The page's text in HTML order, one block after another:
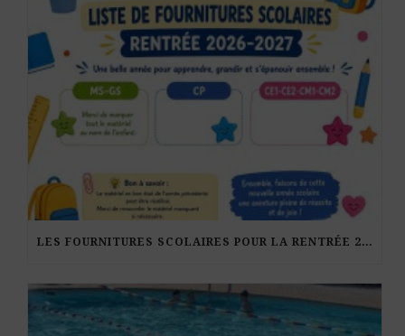
LES FOURNITURES SCOLAIRES POUR LA RENTRÉE 2026-27